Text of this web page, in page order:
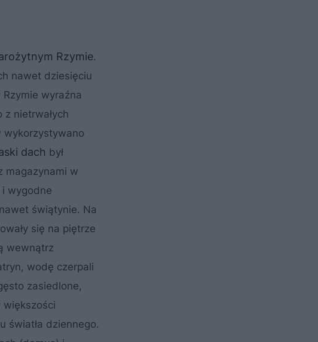
Rzymie.
nawet dziesięciu
wyraźna
nietrwałych
wykorzystywano
dach był
magazynami w
i wygodne
świątynie. Na
się na piętrze
wewnątrz
wodę czerpali
zasiedlone,
większości
światła dziennego.